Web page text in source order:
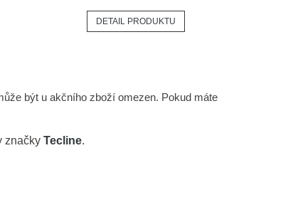
DETAIL PRODUKTU
být u akčního zboží omezen. Pokud máte
značky Tecline.